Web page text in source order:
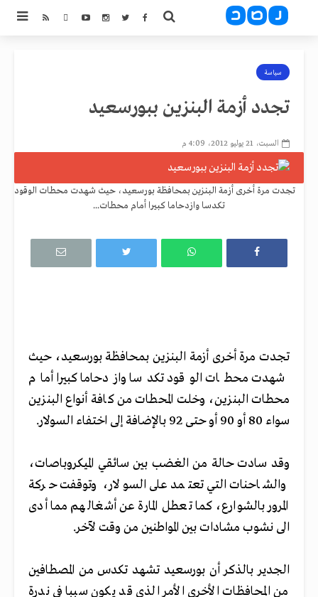
سياسة
تجدد أزمة البنزين ببورسعيد
السبت، 21 يوليو 2012، 4:09 م
تجدت مرة أخرى أزمة البنزين بمحافظة بورسعيد، حيث شهدت محطات الوقود
تكدسا وازدحاما كبيرا أمام محطات...
تجدت مرة أخرى أزمة البنزين بمحافظة بورسعيد، حيث
شهدت محطات الوقود تكدسا وازدحاما كبيرا أمام
محطات البنزين، وخلت المحطات من كافة أنواع البنزين
سواء 80 أو 90 أو حتى 92 بالإضافة إلى اختفاء السولار.
وقد سادت حالة من الغضب بين سائقي الميكروباصات،
والشاحنات التي تعتمد على السولار، وتوقفت حركة
المرور بالشوارع، كما تعطل المارة عن أشغالهم مما أدى
الى نشوب مشادات بين المواطنين من وقت لآخر.
الجدير بالذكر أن بورسعيد تشهد تكدس من المصطافين
من المحافظات الأخرى الأمر الذي قد يكون سببا في ندرة